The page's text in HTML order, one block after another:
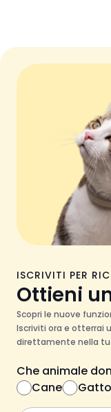
ISCRIVITI PER
Ottieni
Scopri le nuove
Iscriviti ora e otterrai
direttamente nella
Che animale
Cane
Gatto